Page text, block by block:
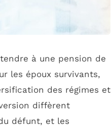
à une pension de
les époux survivants,
des régimes et
diffèrent
défunt, et les